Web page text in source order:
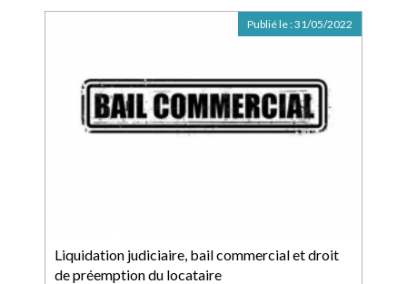
Liquidation judiciaire, bail commercial et droit
de préemption du locataire
Publié le :31/05/2022